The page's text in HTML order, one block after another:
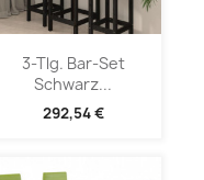
3-Tlg. Bar-Set
Schwarz...
292,54 €